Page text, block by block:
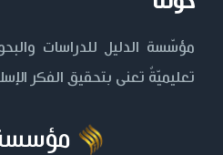
مؤسّسة الدليل للدراسات
تعليميّةٌ تعنى بتحقيق الفكر
مؤسسة